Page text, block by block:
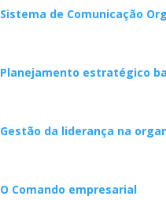
Sistema de Comunicação
Planejamento estratégico
Gestão da liderança na
O Comando empresarial